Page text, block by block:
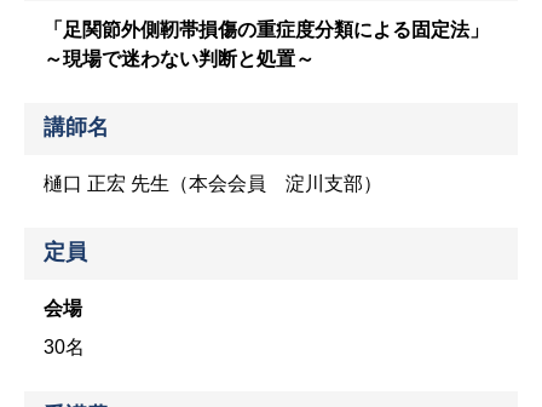
「足関節外側靭帯損傷の重症度分類による固定法」
～現場で迷わない判断と処置～
講師名
樋口 正宏 先生（本会会員 淀川支部）
定員
会場
30名